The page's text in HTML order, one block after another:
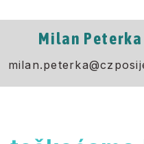
Milan Peterka